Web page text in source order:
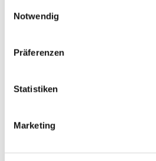
Notwendig
Präferenzen
Statistiken
Marketing